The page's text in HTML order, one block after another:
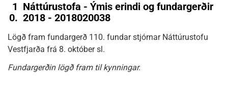
1
0.
Náttúrustofa - Ýmis erindi og fundargerðir
2018 - 2018020038
Lögð fram fundargerð 110. fundar stjórnar Náttúrustofu
Vestfjarða frá 8. október sl.
Fundargerðin lögð fram til kynningar.